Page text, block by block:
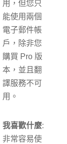
用，但您只
能使用兩個
電子郵件帳
戶，除非您
購買 Pro 版
本，並且翻
譯服務不可
用。
我喜歡什麼:
非常容易使